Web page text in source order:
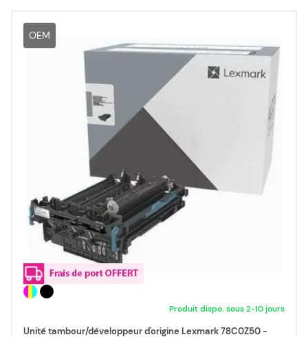
OEM
Produit dispo. sous 2-10 jours
Unité tambour/développeur d'origine Lexmark 78C0Z50 -